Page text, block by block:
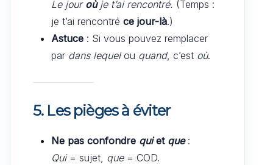
Le jour oùje t’ai rencontré. (Temps :
je t’ai rencontré ce jour-là.)
Astuce : Si vous pouvez remplacer
par dans lequelou quand, c’est où.
5. Les pièges à éviter
Ne pas confondre quiet que:
Qui= sujet, que= COD.